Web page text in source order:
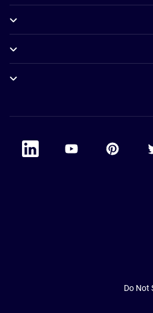
Accor
Accor Pinterest
Accor Youtube
Linkedin
Do Not